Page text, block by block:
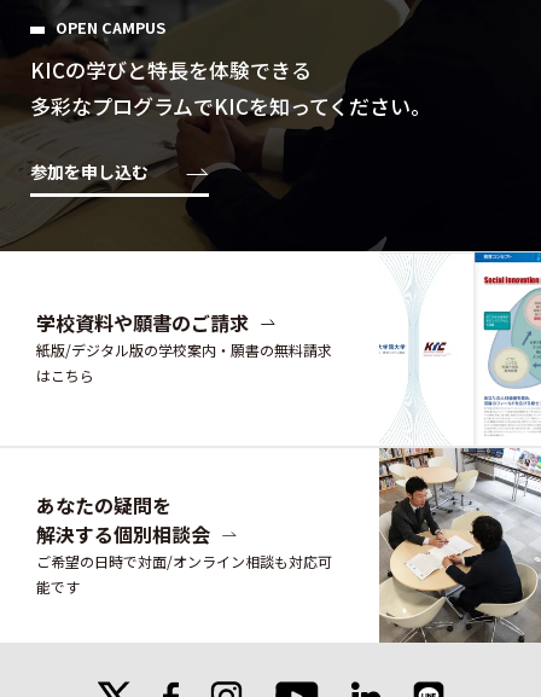
OPEN CAMPUS
KICの学びと特⻑を体験できる
多彩なプログラムでKICを知ってください。
参加を申し込む
学校資料や願書のご請求
紙版/デジタル版の学校案内・願書の無料請求
はこちら
あなたの疑問を
解決する個別相談会
ご希望の日時で対面/オンライン相談も対応可
能です